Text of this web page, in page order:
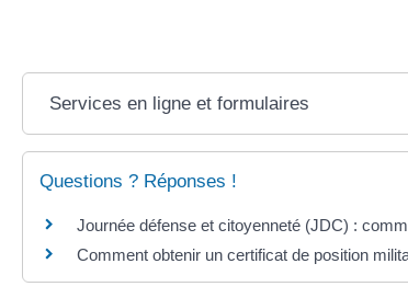
Services en ligne et formulaires
Questions ? Réponses !
Journée défense et citoyenneté (JDC) :
Comment obtenir un certificat de position